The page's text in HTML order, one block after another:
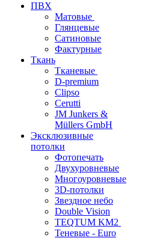
ПВХ
Матовые
Глянцевые
Сатиновые
Фактурные
Ткань
Тканевые
D-premium
Clipso
Cerutti
JM Junkers &
Müllers GmbH
Эксклюзивные
потолки
Фотопечать
Двухуровневые
Многоуровневые
3D-потолки
Звездное небо
Double Vision
TEQTUM KM2
Теневые - Euro